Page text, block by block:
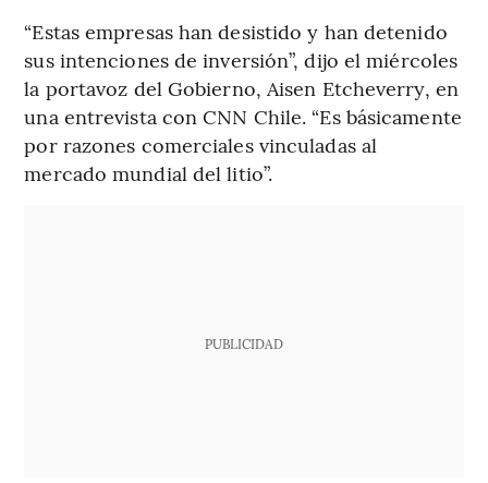
“Estas empresas han desistido y han detenido
sus intenciones de inversión”, dijo el miércoles
la portavoz del Gobierno, Aisen Etcheverry, en
una entrevista con CNN Chile. “Es básicamente
por razones comerciales vinculadas al
mercado mundial del litio”.
PUBLICIDAD